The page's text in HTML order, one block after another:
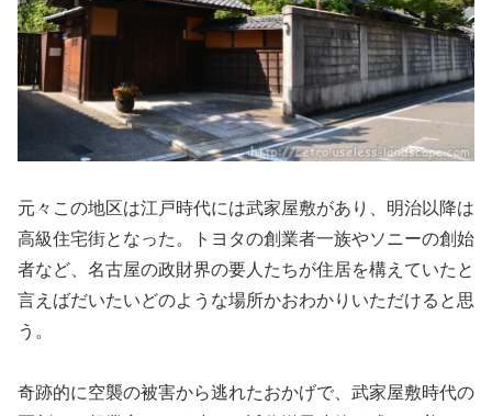
元々この地区は江戸時代には武家屋敷があり、明治以降は
高級住宅街となった。トヨタの創業者一族やソニーの創始
者など、名古屋の政財界の要人たちが住居を構えていたと
言えばだいたいどのような場所かおわかりいただけると思
う。
奇跡的に空襲の被害から逃れたおかげで、武家屋敷時代の